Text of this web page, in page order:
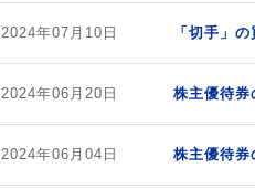
2024年07月10日 「切手」
2024年06月20日 株主優待券
2024年06月04日 株主優待券